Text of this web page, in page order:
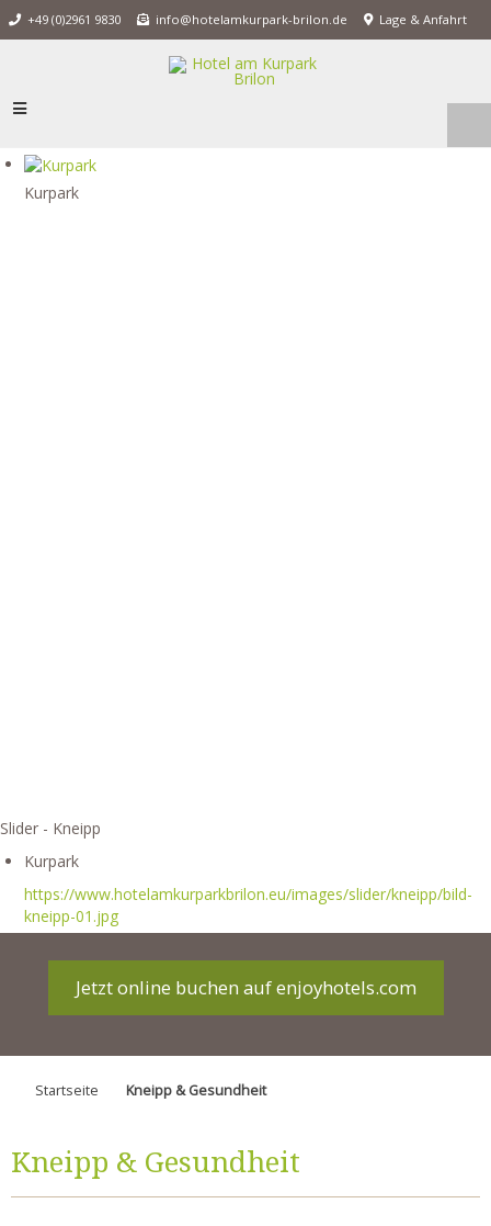
+49 (0)2961 9830 info@hotelamkurpark-brilon.de Lage & Anfahrt
Kurpark
Slider - Kneipp
Kurpark
https://www.hotelamkurparkbrilon.eu/images/slider/kneipp/bild-
kneipp-01.jpg
Jetzt online buchen auf enjoyhotels.com
Startseite Kneipp & Gesundheit
Kneipp & Gesundheit